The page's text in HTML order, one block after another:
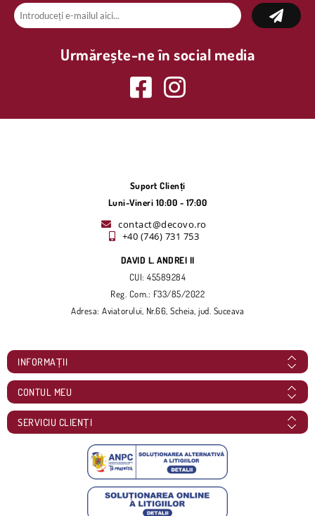
Urmărește-ne în social media
Suport Clienți
Luni-Vineri 10:00 - 17:00
contact@decovo.ro
+40 (746) 731 753
DAVID L. ANDREI II
CUI: 45589284
Reg. Com.: F33/85/2022
Adresa: Aviatorului, Nr.66, Scheia, jud. Suceava
INFORMAȚII
CONTUL MEU
SERVICIU CLIENȚI